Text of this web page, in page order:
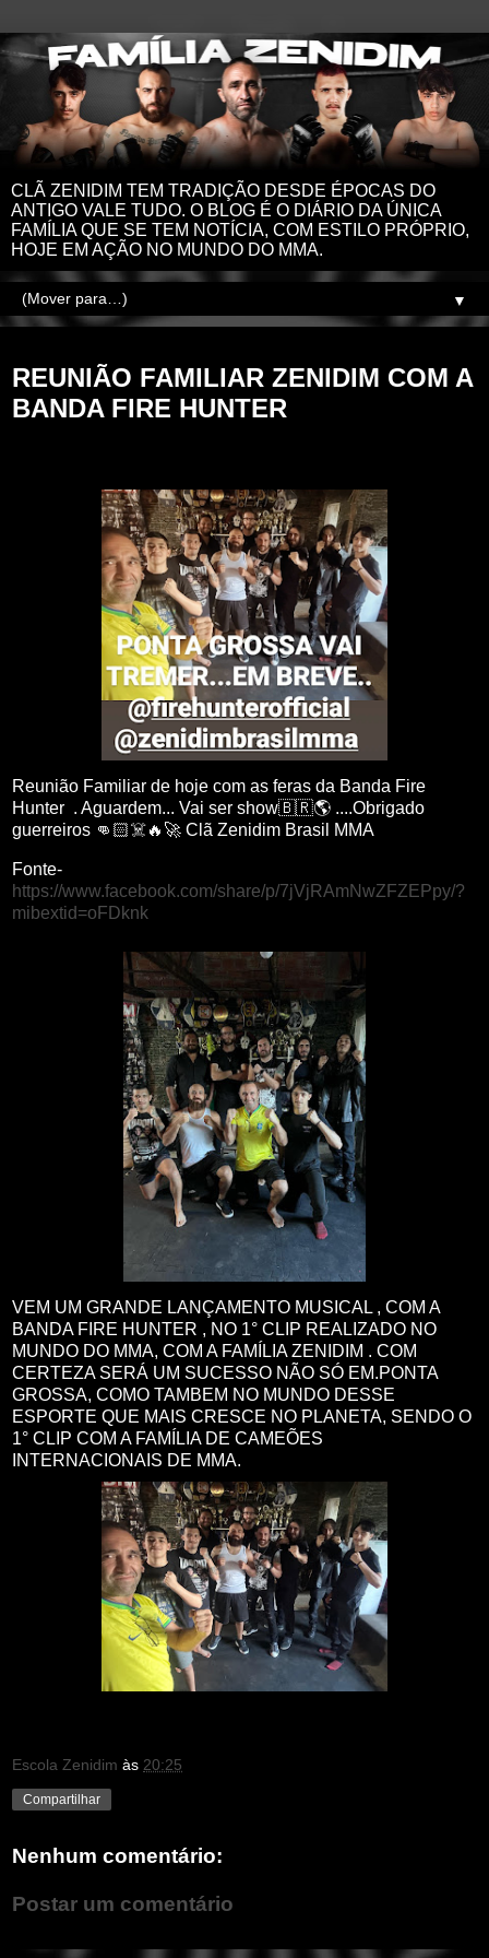
CLÃ ZENIDIM TEM TRADIÇÃO DESDE ÉPOCAS DO
ANTIGO VALE TUDO. O BLOG É O DIÁRIO DA ÚNICA
FAMÍLIA QUE SE TEM NOTÍCIA, COM ESTILO PRÓPRIO,
HOJE EM AÇÃO NO MUNDO DO MMA.
▼
REUNIÃO FAMILIAR ZENIDIM COM A
BANDA FIRE HUNTER
Reunião Familiar de hoje com as feras da Banda Fire
Hunter . Aguardem... Vai ser show🇧🇷🌎 ....Obrigado
guerreiros 👊🏻☠️🔥🚀 Clã Zenidim Brasil MMA
Fonte-
https://www.facebook.com/share/p/7jVjRAmNwZFZEPpy/?
mibextid=oFDknk
VEM UM GRANDE LANÇAMENTO MUSICAL , COM A
BANDA FIRE HUNTER , NO 1° CLIP REALIZADO NO
MUNDO DO MMA, COM A FAMÍLIA ZENIDIM . COM
CERTEZA SERÁ UM SUCESSO NÃO SÓ EM.PONTA
GROSSA, COMO TAMBEM NO MUNDO DESSE
ESPORTE QUE MAIS CRESCE NO PLANETA, SENDO O
1° CLIP COM A FAMÍLIA DE CAMEÕES
INTERNACIONAIS DE MMA.
Escola Zenidim às 20:25
Compartilhar
Nenhum comentário:
Postar um comentário